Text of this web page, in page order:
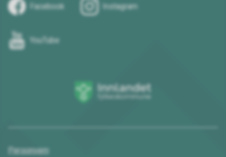
Facebook Instagram
YouTube
Innlandet
fylkeskommune
Personvern